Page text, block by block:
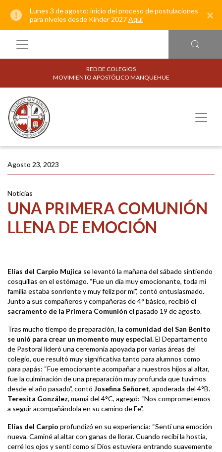
Lunes 3 de agosto: inicio del proceso de postulaciones
para niveles desde Kínder 2027Aquí ×
RED DE COLEGIOS
MOVIMIENTO APOSTÓLICO MANQUEHUE
Agosto 23, 2023
Noticias
UNA PRIMERA COMUNIÓN
LLENA DE EMOCIÓN
Elías del Carpio Mujica se levantó la mañana del sábado sintiendo
cosquillas en el estómago. “Fue un día muy emocionante, toda mi
familia estaba sonriente y muy feliz por mí”, contó entusiasmado.
Junto a sus compañeros y compañeras de 4° básico, recibió el
sacramento de la Primera Comunión el pasado 19 de agosto.
Tras mucho tiempo de preparación, la comunidad del San Benito
se unió para crear un momento muy especial.El Departamento
de Pastoral lideró una ceremonia apoyada por varias áreas del
colegio, que resultó muy significativa tanto para alumnos como
para papás: “Fue emocionante acompañar a nuestros hijos al altar,
fue la culminación de una preparación muy profunda que tuvimos
desde el año pasado”, contó Josefina Señoret, apoderada del 4°B.
Teresita González, mamá del 4°C, agregó: “Nos comprometemos
a seguir acompañándola en su camino de Fe”.
Elías del Carpio profundizó en su experiencia: “Sentí una emoción
nueva. Caminé al altar con ganas de llorar. Cuando recibí la hostia,
cerré los ojos y sentí como si Dios estuviera entrando suavemente